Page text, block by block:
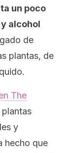
un poco
alcohol
de
plantas, de
The
plantas
y
hecho que